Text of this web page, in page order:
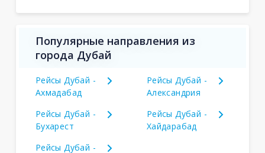
Популярные направления из
города Дубай
Рейсы Дубай -
Ахмадабад
Рейсы Дубай -
Александрия
Рейсы Дубай -
Бухарест
Рейсы Дубай -
Хайдарабад
Рейсы Дубай -